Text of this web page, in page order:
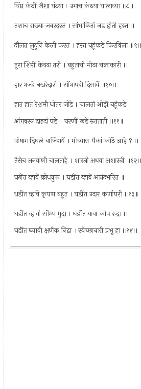
विंप्र कंठीं जैशा घंटया । उगाच कंठया घालाव्या ॥८॥
तशाच राख्या जबरदस्त । सांभाळितां जड होती हस्त ॥
दौलत लुटुनि केली फस्त । हस्त चहूंकडे फिरविला ॥९॥
तुरा शिरीं केवढा तरी । बहुताची मोठा चक्राकारी ॥
हार गजरे नखरेदारी । सोंगापरी दिसावें ॥१०॥
हात हात रेशमी धोतर जोडे । चालतां ओझें चहूंकडे
आंगवस्त्र दाहदां पडे । चरणीं खडे रुतताती ॥११॥
पोषाग दिधले बाजिरायें । मोच्यास पैकां कोठें आहे ? ॥
तैसेच अनवाणी चालताहे । शास्त्री अथवा अशास्त्री ॥१२॥
घढींत व्हावें क्रोधयुक्त । घडींत व्हावें आनंदभरित ॥
धडींत व्हावें कृपण बहुत । घडींत उदार कर्णापरी ॥१३॥
घडींत व्हावी सौम्य मुद्रा । घडींत यावा कोप रुद्रा ॥
घडींत घ्यावी क्षणैक निद्रा । स्वेच्छाचारी प्रभू हा ॥१४॥